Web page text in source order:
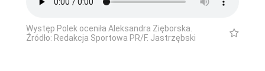
Występ Polek oceniła Aleksandra Zięborska.
Źródło: Redakcja Sportowa PR/F. Jastrzębski